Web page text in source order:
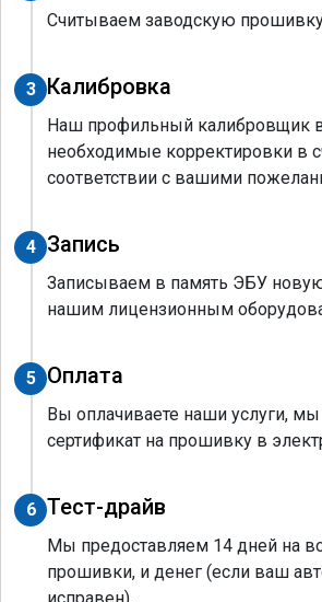
Считываем заводскую
3 Калибровка
Наш профильный калибровщик
необходимые корректировки в
соответствии с вашими
4 Запись
Записываем в память ЭБУ
нашим лицензионным
5 Оплата
Вы оплачиваете наши услуги,
сертификат на прошивку в
6 Тест-драйв
Мы предоставляем 14 дней на
прошивки, и денег (если ваш
исправен).